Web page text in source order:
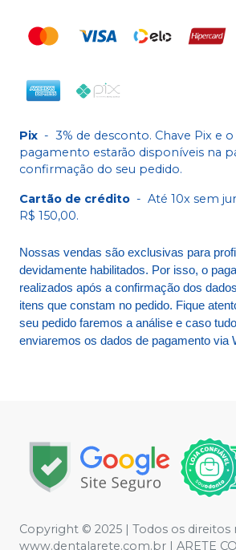
Pix - 3% de desconto. Chave Pix e
pagamento estarão disponíveis na
confirmação do seu pedido.
Cartão de crédito - Até 10x sem
R$ 150,00.
Nossas vendas são exclusivas para
devidamente habilitados. Por isso, o
realizados após a confirmação dos
itens que constam no pedido. Fique
seu pedido faremos a análise e caso
enviaremos os dados de pagamento via
Copyright © 2025 | Todos os direitos
www.dentalarete.com.br | ARETE